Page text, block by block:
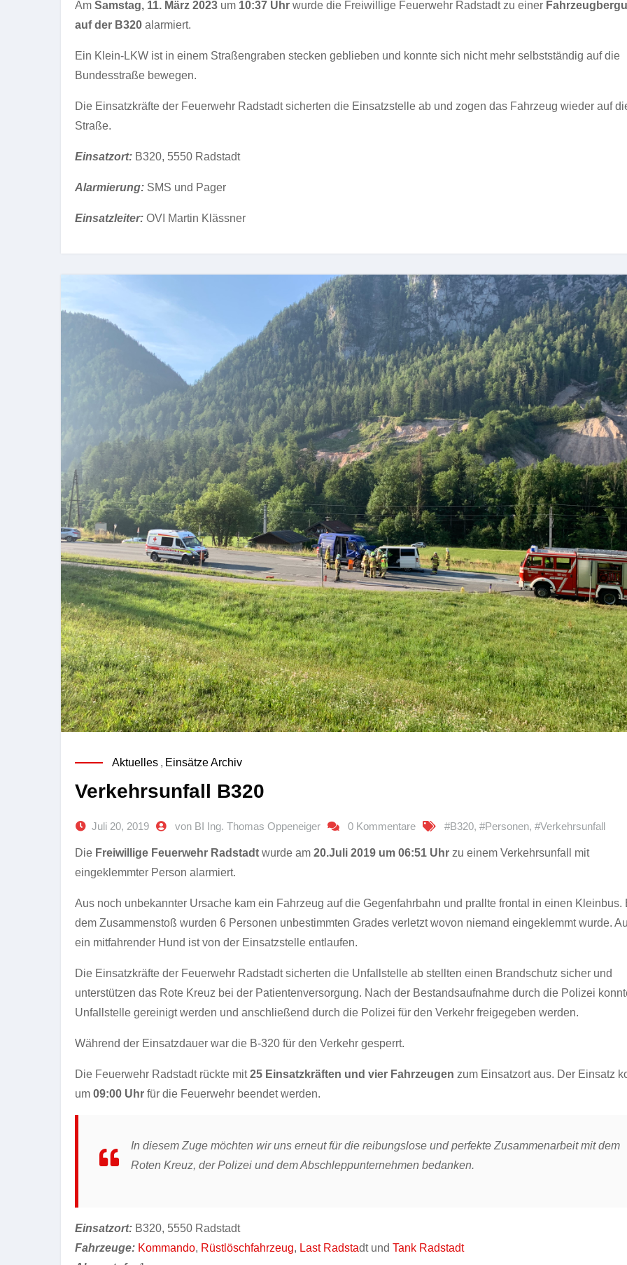
Am Samstag, 11. März 2023 um 10:37 Uhr wurde die Freiwillige Feuerwehr Radstadt zu einer
auf der B320 alarmiert.
Ein Klein-LKW ist in einem Straßengraben stecken geblieben und konnte sich nicht mehr selbstständig auf die
Bundesstraße bewegen.
Die Einsatzkräfte der Feuerwehr Radstadt sicherten die Einsatzstelle ab und zogen das Fahrzeug wieder auf
Straße.
Einsatzort: B320, 5550 Radstadt
Alarmierung: SMS und Pager
Einsatzleiter: OVI Martin Klässner
Aktuelles , Einsätze Archiv
Verkehrsunfall B320
Juli 20, 2019 von BI Ing. Thomas Oppeneiger 0 Kommentare #B320, #Personen, #Verkehrsunfall
Die Freiwillige Feuerwehr Radstadt wurde am 20.Juli 2019 um 06:51 Uhr zu einem Verkehrsunfall mit
eingeklemmter Person alarmiert.
Aus noch unbekannter Ursache kam ein Fahrzeug auf die Gegenfahrbahn und prallte frontal in einen Kleinbus.
dem Zusammenstoß wurden 6 Personen unbestimmten Grades verletzt wovon niemand eingeklemmt wurde.
ein mitfahrender Hund ist von der Einsatzstelle entlaufen.
Die Einsatzkräfte der Feuerwehr Radstadt sicherten die Unfallstelle ab stellten einen Brandschutz sicher und
unterstützen das Rote Kreuz bei der Patientenversorgung. Nach der Bestandsaufnahme durch die Polizei
Unfallstelle gereinigt werden und anschließend durch die Polizei für den Verkehr freigegeben werden.
Während der Einsatzdauer war die B-320 für den Verkehr gesperrt.
Die Feuerwehr Radstadt rückte mit25 Einsatzkräften und vier Fahrzeugen zum Einsatzort aus. Der Einsatz
um 09:00 Uhr für die Feuerwehr beendet werden.
In diesem Zuge möchten wir uns erneut für die reibungslose und perfekte Zusammenarbeit mit dem
Roten Kreuz, der Polizei und dem Abschleppunternehmen bedanken.
Einsatzort: B320, 5550 Radstadt
Fahrzeuge: Kommando, Rüstlöschfahrzeug, Last Radstadt und Tank Radstadt